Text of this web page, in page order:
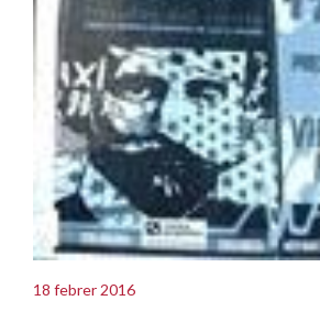
18 febrer 2016